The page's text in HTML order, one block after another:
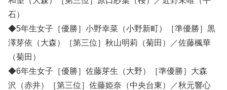
石）
◆5年生女子［優勝］小野幸菜（小野新町）［準優勝］黒
澤芽依（大森）［第三位］秋山明莉（菊田）／佐藤楓華
（菊田）
◆6年生女子［優勝］佐藤芽生（大野）［準優勝］大森
沢（赤井）［第三位］佐藤姫奈（中央台東）／秋元響心